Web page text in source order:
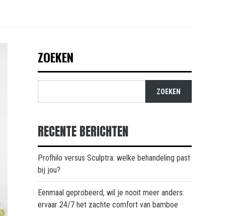
ZOEKEN
ZOEKEN
RECENTE BERICHTEN
Profhilo versus Sculptra: welke behandeling past
bij jou?
Eenmaal geprobeerd, wil je nooit meer anders:
ervaar 24/7 het zachte comfort van bamboe